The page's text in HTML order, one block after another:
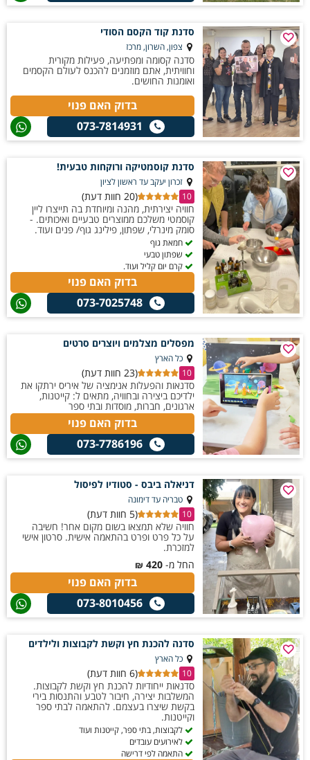
סדנת קוד הקסם הסודי
צפון, השרון, מרכז
סדנה קסומה ומפתיעה, פעילות מקורית
וחוויתית, אתם מוזמנים להכנס לעולם הקסמים
ואומנות החושים.
בדוק האם פנוי
073-7814931
סדנת קוסמטיקה ורוקחות טבעית!
זכרון יעקב עד ראשון לציון
10
(20 חוות דעת)
חוויה יצירתית, מהנה ומיוחדת בה תייצרו ליין
קוסמטי משלכם ממוצרים טבעיים ואיכותים. -
סומק מינרלי, שפתון, פילינג גוף/ פנים ועוד.
חמאת גוף
שפתון טבעי
קרם יום קליל ועוד.
בדוק האם פנוי
073-7025748
מפסלים מצלמים ויוצרים סרטים
כל הארץ
10
(23 חוות דעת)
סדנאות והפעלות אנימציה של איריס ירתקו את
ילדיכם ביצירה ובחוויה, מתאים ל: קייטנות,
ארגונים, חברות, מוסדות ובתי ספר
בדוק האם פנוי
073-7786196
דניאלה ביבס - סטודיו לפיסול
טבריה עד דימונה
10
(5 חוות דעת)
חוויה שלא תמצאו בשום מקום אחר! חשיבה
על כל פרט ופרט בהתאמה אישית. סרטון אישי
למזכרת.
החל מ- 420
₪
בדוק האם פנוי
073-8010456
סדנה להכנת חץ וקשת לקבוצות ולילדים
כל הארץ
10
(6 חוות דעת)
סדנאות ייחודיות להכנת חץ וקשת לקבוצות.
המשלבות יצירה, חיבור לטבע והתנסות בירי
בקשת שיצרו בעצמם. להתאמה לבתי ספר
וקייטנות.
לקבוצות, בתי ספר, קייטנות ועוד
לאירועים עובדים
התאמה לפי דרישה